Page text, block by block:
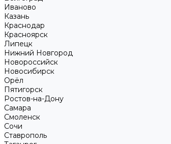
Иваново
Казань
Краснодар
Красноярск
Липецк
Нижний Новгород
Новороссийск
Новосибирск
Орёл
Пятигорск
Ростов-на-Дону
Самара
Смоленск
Сочи
Ставрополь